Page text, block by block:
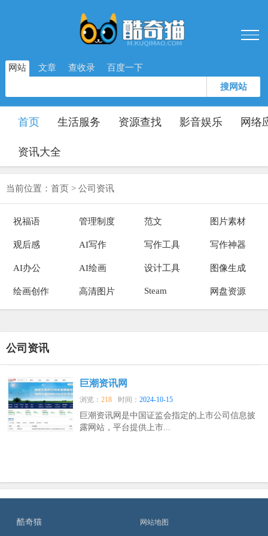
网站 文章 查收录 百度一下
搜网站
首页 生活服务 资源查找 影音娱乐 网络
资讯大全
当前位置： 首页 > 公司资讯
祝福语 管理制度 范文 图片素材
观后感 AI写作 写作工具 写作神器
AI办公 AI绘画 设计工具 图像生成
绘画创作 高清图片 Steam 网盘资源
公司资讯
巨潮资讯网
浏览：218 时间：2024-10-15
巨潮资讯网是中国证监会指定的上市公司信息披
露网站，平台提供上市...
酷奇猫 网站地图